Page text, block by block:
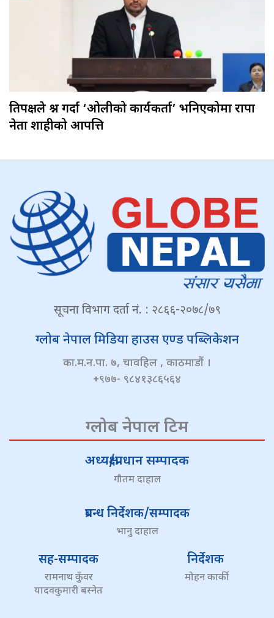
प्रतिपक्षले प्रश्न गर्दा ‘ओलीको कार्यकर्ता’ भनिएकोमा राप्रपा
नेता शाहीको आपत्ति
सूचना विभाग दर्ता नं. : २८६६-२०७८/७९
ग्लोब नेपाल मिडिया हाउस एण्ड पब्लिकेशन
का.म.न.पा. ७, चावहिल , काठमाडौं ।
+९७७- ९८४१३८६५६४
ग्लोब नेपाल टिम
अध्यक्ष/प्रधान सम्पादक
गौतम दाहाल
प्रबन्ध निर्देशक/सम्पादक
भानु दाहाल
सह-सम्पादक
रामनाथ कुँवर
यादवकुमारी बस्नेत
निर्देशक
मोहन कार्की